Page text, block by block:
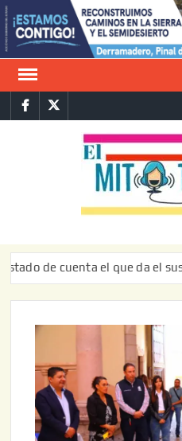
Saltar
al
contenido
FacebookTwitter
cuenta el que da el susto